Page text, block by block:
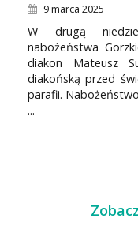
9 marca 2025
W drugą
nabożeństwa
diakon Mateusz
diakońską przed
parafii.
...